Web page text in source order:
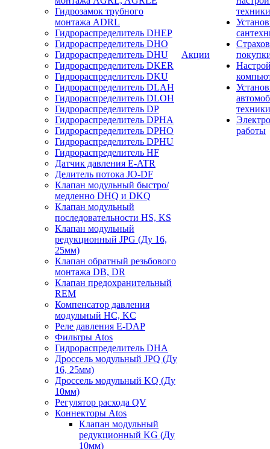
Гидрозамок трубного
монтажа ADRL
Гидрораспределитель DHEP
Гидрораспределитель DHO
Гидрораспределитель DHU
Гидрораспределитель DKER
Гидрораспределитель DKU
Гидрораспределитель DLAH
Гидрораспределитель DLOH
Гидрораспределитель DP
Гидрораспределитель DPHA
Гидрораспределитель DPHO
Гидрораспределитель DPHU
Гидрораспределитель HF
Датчик давления E-ATR
Делитель потока JO-DF
Клапан модульный быстро/
медленно DHQ и DKQ
Клапан модульный
последовательности HS, KS
Клапан модульный
редукционный JPG (Ду 16,
25мм)
Клапан обратный резьбового
монтажа DB, DR
Клапан предохранительный
REM
Компенсатор давления
модульный HC, KC
Реле давления E-DAP
Фильтры Atos
Гидрораспределитель DHA
Дроссель модульный JPQ (Ду
16, 25мм)
Дроссель модульный KQ (Ду
10мм)
Регулятор расхода QV
Коннекторы Atos
Клапан модульный
редукционный KG (Ду
10мм)
Акции
техники
техники
работы